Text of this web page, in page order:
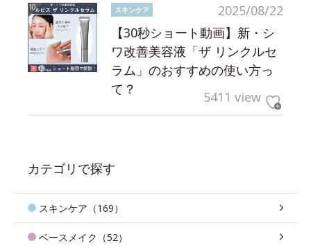
2025/08/22
スキンケア
【30秒ショート動画】新・シ
ワ改善美容液「ザ リンクルセ
ラム」のおすすめの使い方っ
て？
5411 view
カテゴリで探す
スキンケア（169）
ベースメイク（52）